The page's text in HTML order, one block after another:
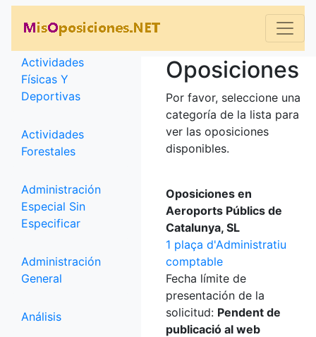
Categorías
Actividades
Físicas Y
Deportivas
Actividades
Forestales
Administración
Especial Sin
Especificar
Administración
General
Análisis
Oposiciones
Por favor, seleccione una
categoría de la lista para
ver las oposiciones
disponibles.
Oposiciones en
Aeroports Públics de
Catalunya, SL
1 plaça d'Administratiu
comptable
Fecha límite de
presentación de la
solicitud: Pendent de
publicació al web